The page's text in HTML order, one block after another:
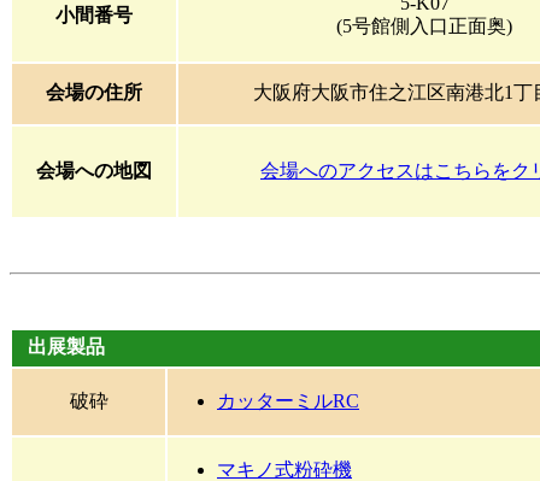
小間番号
(5号館側入口正面奥)
会場の住所 大阪府大阪市住之江区南港北1丁
会場への地図 会場へのアクセスはこちらをク
出展製品
破砕 カッターミルRC
マキノ式粉砕機